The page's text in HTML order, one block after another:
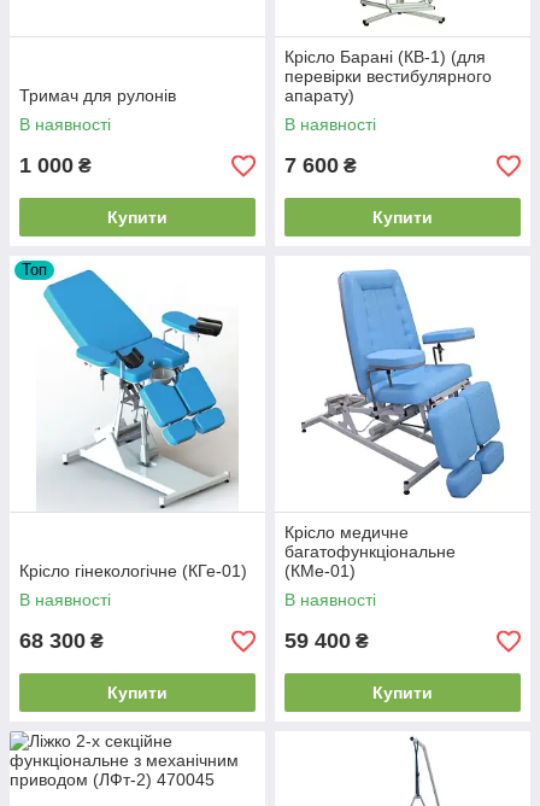
Тримач для рулонів
В наявності
1 000 ₴
Купити
Крісло Барані (КВ-1) (для
перевірки вестибулярного
апарату)
В наявності
7 600 ₴
Купити
Топ
Крісло гінекологічне (КГе-01)
В наявності
68 300 ₴
Купити
Крісло медичне
багатофункціональне
(КМе-01)
В наявності
59 400 ₴
Купити